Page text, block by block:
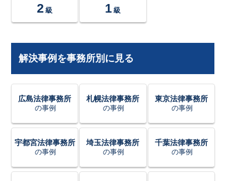
2 級 1 級
解決事例を事務所別に見る
広島法律事務所
の事例
札幌法律事務所
の事例
東京法律事務所
の事例
宇都宮法律事務所
の事例
埼玉法律事務所
の事例
千葉法律事務所
の事例